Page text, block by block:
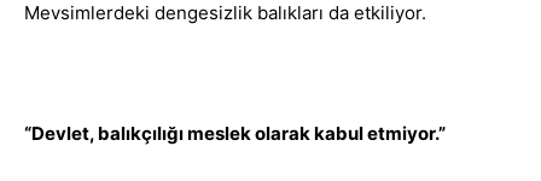
Mevsimlerdeki dengesizlik balıkları da etkiliyor.
“Devlet, balıkçılığı meslek olarak kabul etmiyor.”